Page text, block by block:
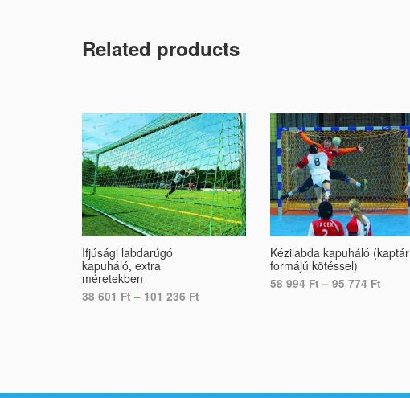
Related products
Ifjúsági labdarúgó
kapuháló, extra
méretekben
38 601 Ft – 101 236 Ft
Kézilabda kapuháló (kaptár
formájú kötéssel)
58 994 Ft – 95 774 Ft